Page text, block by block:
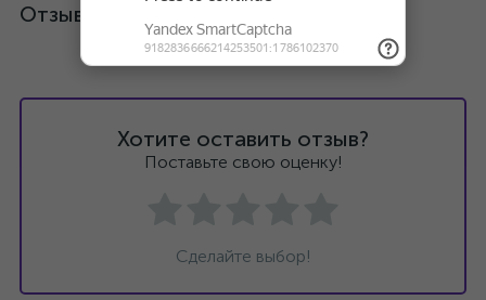
Отзывы
Хотите оставить отзыв?
Поставьте свою оценку!
Сделайте выбор!